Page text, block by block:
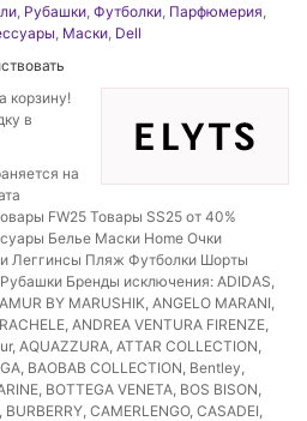
Рубашки Футболки Парфюмерия
Маски Dell
корзину!
в
на
FW25 Товары SS25 от 40%
Белье Маски Home Очки
Леггинсы Пляж Футболки Шорты
Бренды исключения: ADIDAS,
BY MARUSHIK, ANGELO MARANI,
ANDREA VENTURA FIRENZE,
AQUAZZURA, ATTAR COLLECTION,
BAOBAB COLLECTION, Bentley,
BOTTEGA VENETA, BOS BISON,
CAMERLENGO, CASADEI,